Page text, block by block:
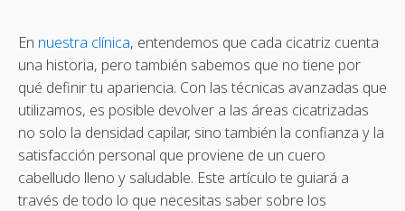
En nuestra clínica, entendemos que cada cicatriz cuenta
una historia, pero también sabemos que no tiene por
qué definir tu apariencia. Con las técnicas avanzadas que
utilizamos, es posible devolver a las áreas cicatrizadas
no solo la densidad capilar, sino también la confianza y la
satisfacción personal que proviene de un cuero
cabelludo lleno y saludable. Este artículo te guiará a
través de todo lo que necesitas saber sobre los